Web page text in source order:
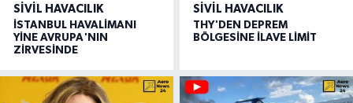
SIVIL HAVACILIK
İSTANBUL HAVALİMANI
YİNE AVRUPA'NIN
ZİRVESİNDE
SIVIL HAVACILIK
THY'DEN DEPREM
BÖLGESİNE İLAVE LİMİT